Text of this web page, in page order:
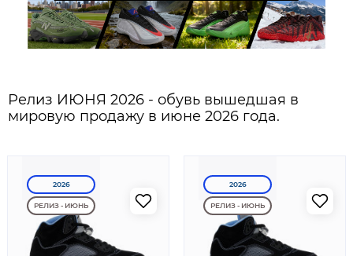
Релиз ИЮНЯ 2026 - обувь вышедшая в
мировую продажу в июне 2026 года.
2026
РЕЛИЗ - ИЮНЬ
2026
РЕЛИЗ - ИЮНЬ